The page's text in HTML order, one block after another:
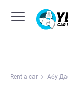
Rent a car Абу